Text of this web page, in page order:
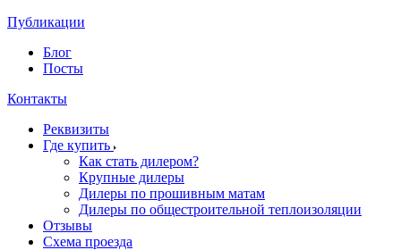
Публикации
Блог
Посты
Контакты
Реквизиты
Где купить
Как стать дилером?
Крупные дилеры
Дилеры по прошивным матам
Дилеры по общестроительной теплоизоляции
Отзывы
Схема проезда